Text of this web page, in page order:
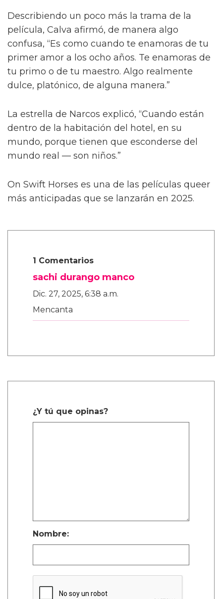
Describiendo un poco más la trama de la
película, Calva afirmó, de manera algo
confusa, “Es como cuando te enamoras de tu
primer amor a los ocho años. Te enamoras de
tu primo o de tu maestro. Algo realmente
dulce, platónico, de alguna manera.”
La estrella de Narcos explicó, “Cuando están
dentro de la habitación del hotel, en su
mundo, porque tienen que esconderse del
mundo real — son niños.”
On Swift Horses es una de las películas queer
más anticipadas que se lanzarán en 2025.
1 Comentarios
sachi durango manco
Dic. 27, 2025, 6:38 a.m.
Mencanta
¿Y tú que opinas?
Nombre: